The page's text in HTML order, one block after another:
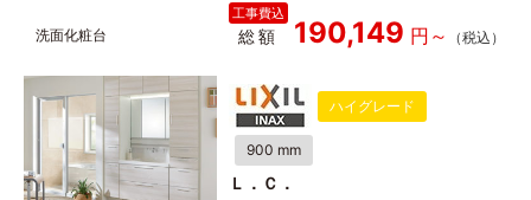
総額 190,149
ハイグレード
900 mm
Ｌ．Ｃ．